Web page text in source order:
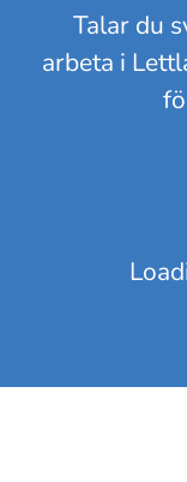
Talar du
arbeta i